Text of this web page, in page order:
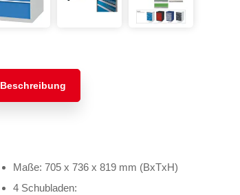
Beschreibung
Maße: 705 x 736 x 819 mm (BxTxH)
4 Schubladen: